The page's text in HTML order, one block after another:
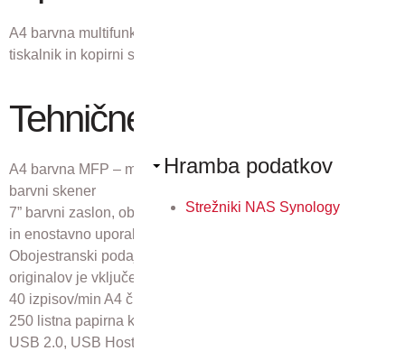
Hramba podatkov
Strežniki NAS Synology
A4 barvna multifunkcijska naprava – mrežni laserski
tiskalnik in kopirni stroj, barvni skener.
Tehnične lastnosti
A4 barvna MFP – mrežni laserski tiskalnik in kopirni stroj,
barvni skener
7” barvni zaslon, občutljiv na dotik za napredno upravljanje
in enostavno uporabo
Obojestranski podajalni pokrov v enem prehodu za 75
originalov je vključen v ceno
40 izpisov/min A4 čb in barvno
250 listna papirna kaseta in ročni podajalec za 100 listov
USB 2.0, USB Host, 10/100/1000 mrežni priklop